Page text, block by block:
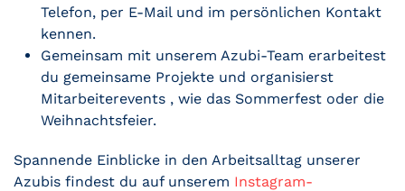
Telefon, per E-Mail und im persönlichen Kontakt
kennen.
Gemeinsam mit unserem Azubi-Team erarbeitest
du gemeinsame Projekte und organisierst
Mitarbeiterevents , wie das Sommerfest oder die
Weihnachtsfeier.
Spannende Einblicke in den Arbeitsalltag unserer
Azubis findest du auf unserem Instagram-